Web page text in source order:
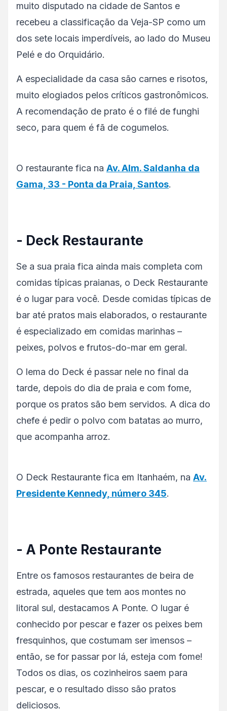
muito disputado na cidade de Santos e
recebeu a classificação da Veja-SP como um
dos sete locais imperdíveis, ao lado do Museu
Pelé e do Orquidário.
A especialidade da casa são carnes e risotos,
muito elogiados pelos críticos gastronômicos.
A recomendação de prato é o filé de funghi
seco, para quem é fã de cogumelos.
O restaurante fica na Av. Alm. Saldanha da
Gama, 33 - Ponta da Praia, Santos.
- Deck Restaurante
Se a sua praia fica ainda mais completa com
comidas típicas praianas, o Deck Restaurante
é o lugar para você. Desde comidas típicas de
bar até pratos mais elaborados, o restaurante
é especializado em comidas marinhas –
peixes, polvos e frutos-do-mar em geral.
O lema do Deck é passar nele no final da
tarde, depois do dia de praia e com fome,
porque os pratos são bem servidos. A dica do
chefe é pedir o polvo com batatas ao murro,
que acompanha arroz.
O Deck Restaurante fica em Itanhaém, na Av.
Presidente Kennedy, número 345.
- A Ponte Restaurante
Entre os famosos restaurantes de beira de
estrada, aqueles que tem aos montes no
litoral sul, destacamos A Ponte. O lugar é
conhecido por pescar e fazer os peixes bem
fresquinhos, que costumam ser imensos –
então, se for passar por lá, esteja com fome!
Todos os dias, os cozinheiros saem para
pescar, e o resultado disso são pratos
deliciosos.